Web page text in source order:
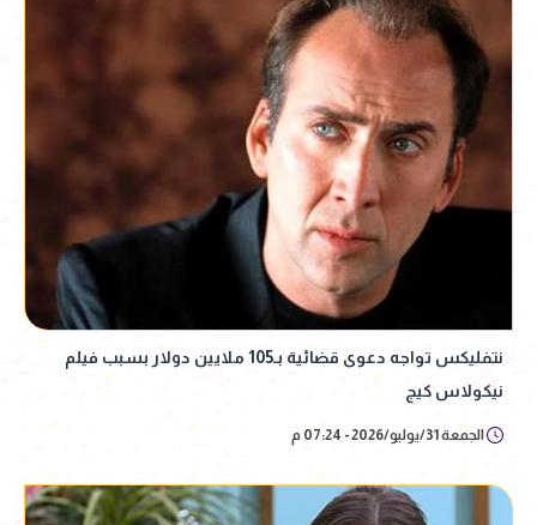
نتفليكس تواجه دعوى قضائية بـ105 ملايين دولار بسبب فيلم
نيكولاس كيج
الجمعة 31/يوليو/2026 - 07:24 م